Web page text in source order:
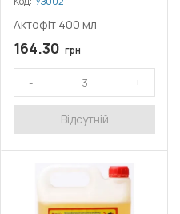
Актофіт 400 мл
164.30 грн
Відсутній